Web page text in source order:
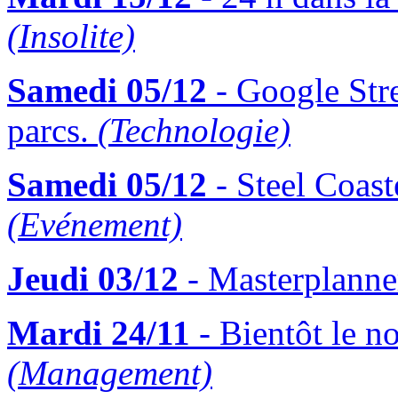
(Insolite)
Samedi 05/12 - Google
parcs. (Technologie)
Samedi 05/12 - Steel
(Evénement)
Jeudi 03/12 -
Mardi 24/11 - Bientôt le
(Management)